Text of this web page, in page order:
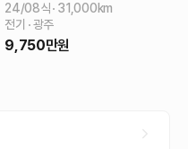
24/08식 31,000km
전기
광주
9,750만원